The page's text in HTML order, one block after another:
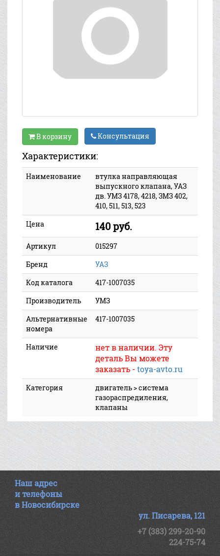
В корзину Консультация
Характеристики:
Наименование
втулка направляющая
выпускного клапана, УАЗ
дв. УМЗ 4178, 4218, ЗМЗ 402,
410, 511, 513, 523
Цена
140 руб.
Артикул
015297
Бренд
УАЗ
Код каталога
417-1007035
Производитель
УМЗ
Альтернативные
номера
417-1007035
Наличие
нет в наличии. Эту
деталь Вы можете
заказать - toya-avto.ru
Категория
двигатель > система
газораспредиления,
клапаны
Наш адрес
и телефоны
в Новосибирске
ул. Писарева, 121
+7 (383) 299-20-90
224-75-74